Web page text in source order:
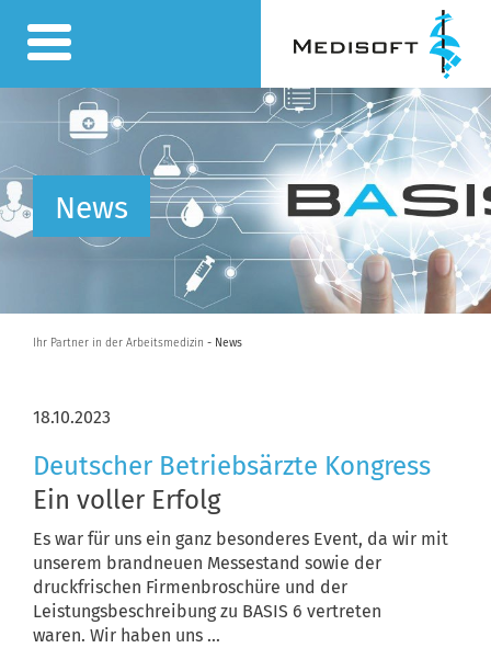
News
Ihr Partner in der Arbeitsmedizin - News
18.10.2023
Deutscher Betriebsärzte Kongress
Ein voller Erfolg
Es war für uns ein ganz besonderes Event, da wir mit
unserem brandneuen Messestand sowie der
druckfrischen Firmenbroschüre und der
Leistungsbeschreibung zu BASIS 6 vertreten
waren. Wir haben uns ...